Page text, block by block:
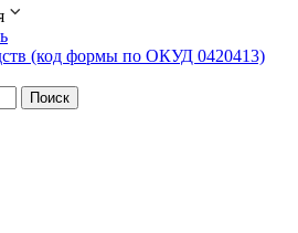
(код формы по ОКУД 0420413)